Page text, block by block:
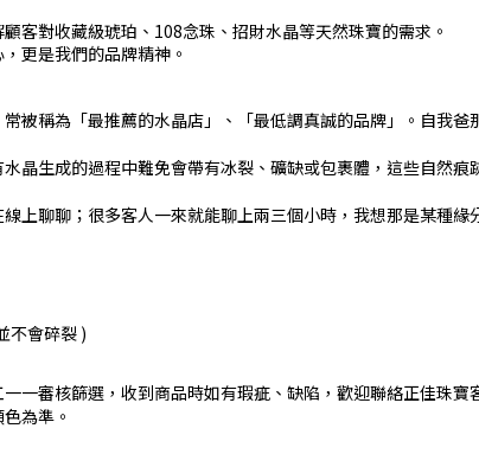
客對收藏級琥珀、108念珠、招財水晶等天然珠寶的需求。
更是我們的品牌精神。
被稱為「最推薦的水晶店」、「最低調真誠的品牌」。自我爸
晶生成的過程中難免會帶有冰裂、礦缺或包裹體，這些自然痕
上聊聊；很多客人一來就能聊上兩三個小時，我想那是某種緣
不會碎裂 )
審核篩選，收到商品時如有瑕疵、缺陷，歡迎聯絡正佳珠寶
為準。